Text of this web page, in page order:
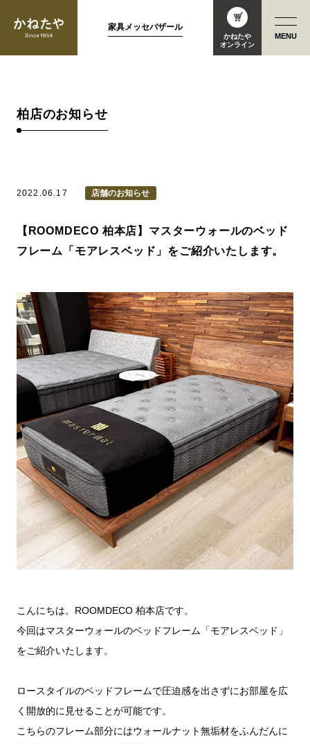
かねたや
オンライン
家具メッセバザール
MENU
柏店のお知らせ
2022.06.17 店舗のお知らせ
【ROOMDECO 柏本店】マスターウォールのベッド
フレーム「モアレスベッド」をご紹介いたします。
こんにちは。ROOMDECO 柏本店です。
今回はマスターウォールのベッドフレーム「モアレスベッド」
をご紹介いたします。
ロースタイルのベッドフレームで圧迫感を出さずにお部屋を広
く開放的に見せることが可能です。
こちらのフレーム部分にはウォールナット無垢材をふんだんに